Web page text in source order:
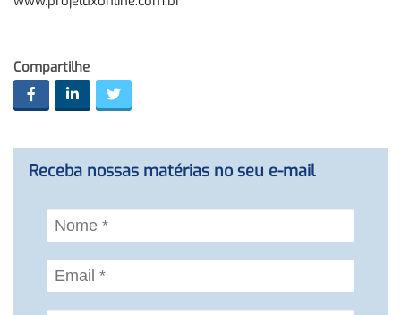
Compartilhe
Receba nossas matérias no seu e-mail